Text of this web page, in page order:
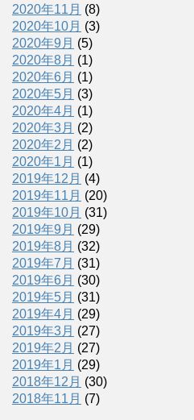
2020年11月 (8)
2020年10月 (3)
2020年9月 (5)
2020年8月 (1)
2020年6月 (1)
2020年5月 (3)
2020年4月 (1)
2020年3月 (2)
2020年2月 (2)
2020年1月 (1)
2019年12月 (4)
2019年11月 (20)
2019年10月 (31)
2019年9月 (29)
2019年8月 (32)
2019年7月 (31)
2019年6月 (30)
2019年5月 (31)
2019年4月 (29)
2019年3月 (27)
2019年2月 (27)
2019年1月 (29)
2018年12月 (30)
2018年11月 (7)